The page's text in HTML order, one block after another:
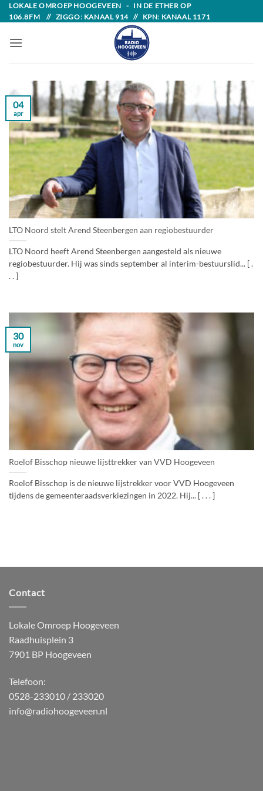
Skip
to
content
LOKALE OMROEP HOOGEVEEN - IN DE ETHER OP
106.8FM // ZIGGO: KANAAL 914 // KPN: KANAAL 1171
LTO Noord stelt Arend Steenbergen aan regiobestuurder
LTO Noord heeft Arend Steenbergen aangesteld als nieuwe
regiobestuurder. Hij was sinds september al interim-bestuurslid... [ .
. . ]
04
apr
Roelof Bisschop nieuwe lijsttrekker van VVD Hoogeveen
Roelof Bisschop is de nieuwe lijstrekker voor VVD Hoogeveen
tijdens de gemeenteraadsverkiezingen in 2022. Hij... [ . . . ]
30
nov
Contact
Lokale Omroep Hoogeveen
Raadhuisplein 3
7901 BP Hoogeveen
Telefoon:
0528-233010 / 233020
info@radiohoogeveen.nl